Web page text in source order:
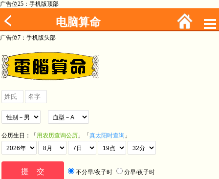
广告位25：手机版顶部
电脑算命
广告位7：手机版头部
公历生日：「 用农历查询公历 」「 真太阳时查询 」
不分早/夜子时 分早/夜子时